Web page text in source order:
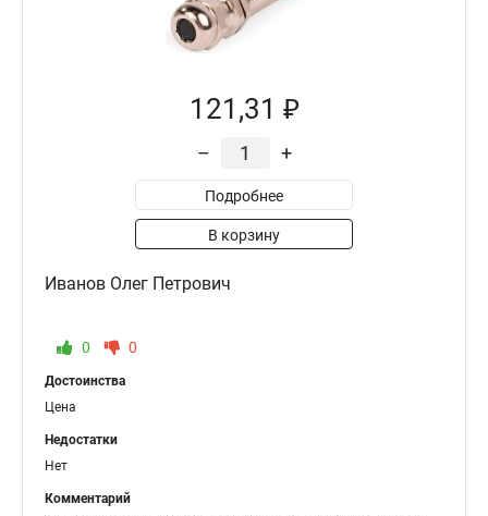
121,31 ₽
– +
Подробнее
В корзину
Иванов Олег Петрович
0 0
Достоинства
Цена
Недостатки
Нет
Комментарий